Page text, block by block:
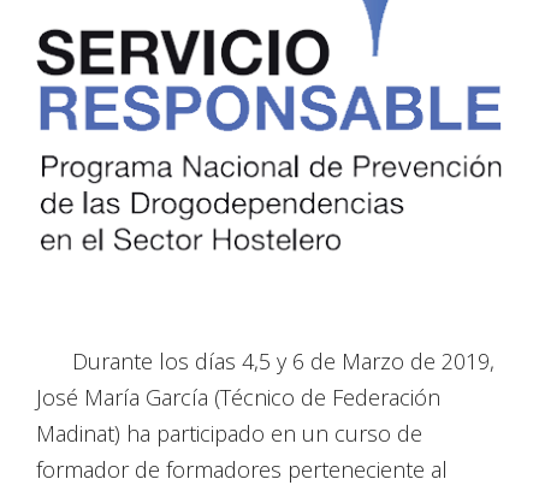
Durante los días 4,5 y 6 de Marzo de 2019,
José María García (Técnico de Federación
Madinat) ha participado en un curso de
formador de formadores perteneciente al